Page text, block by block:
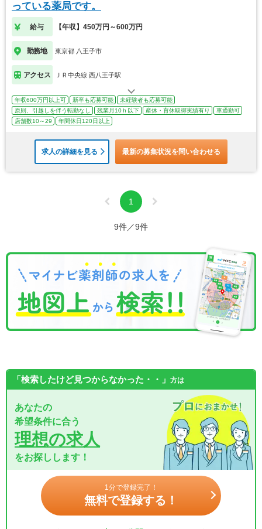
っている薬局です。
給与 【年収】450万円～600万円
勤務地 東京都 八王子市
アクセス ＪＲ中央線 西八王子駅
年収600万円以上可 新卒も応募可能
未経験者も応募可能
原則、引越しを伴う転勤なし
残業月10ｈ以下 産休・育休取得実績有り
車通勤可
店舗数10～29
年間休日120日以上
求人の詳細を見る 最新の募集状況を問い合わせる
1
9件／9件
「検索したけど見つからなかった・・」 方は
あなたの
希望条件に合う
理想の求人
をお探しします！
1分で登録完了！
無料で登録する！